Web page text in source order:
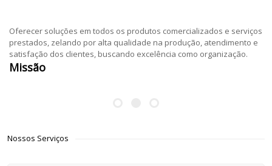
Oferecer soluções em todos os produtos comercializados e serviços
prestados, zelando por alta qualidade na produção, atendimento e
satisfação dos clientes, buscando excelência como organização.
Missão
Nossos Serviços